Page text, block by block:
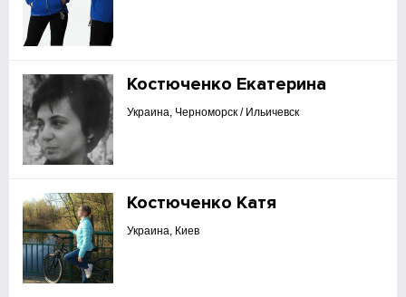
Костюченко Екатерина
Украина, Черноморск / Ильичевск
Костюченко Катя
Украина, Киев